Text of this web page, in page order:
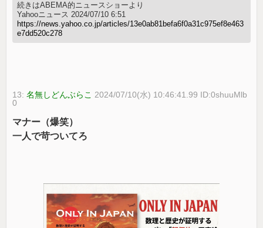
続きはABEMA的ニュースショーより
Yahooニュース 2024/07/10 6:51
https://news.yahoo.co.jp/articles/13e0ab81befa6f0a31c975ef8e463
e7dd520c278
13:名無しどんぶらこ 2024/07/10(水) 10:46:41.99 ID:0shuuMlb
0
マナー（爆笑）
一人で苛ついてろ